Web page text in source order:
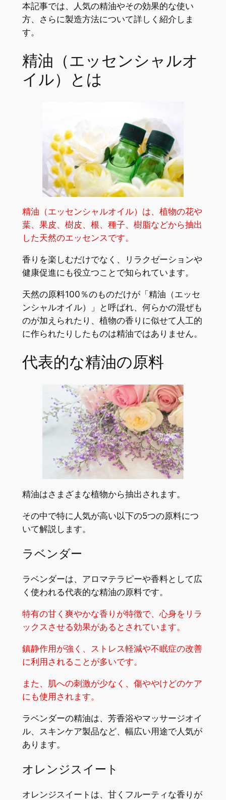
本記事では、人気の精油やその効果的な使い
方、さらに製造方法について詳しく紹介しま
す。
精油（エッセンシャルオ
イル）とは
精油（エッセンシャルオイル）は、植物の花や
葉、果皮、樹皮、根、種子、樹脂などから抽出
した天然のエッセンスです。
香りを楽しむだけでなく、リラクゼーションや
健康促進にも役立つことで知られています。
天然の原料100％のものだけが「精油（エッセ
ンシャルオイル）」と呼ばれ、何らかの混ぜも
のが加えられたり、植物の香りに似せて人工的
に作られたりしたものは精油ではありません。
代表的な精油の原料
精油はさまざまな植物から抽出されます。
その中で特に人気が高い以下の5つの原料につ
いて解説します。
ラベンダー
ラベンダーは、アロマテラピーや香料として広
く使われる代表的な精油の原料です。
特有の甘く爽やかな香りが特徴で、心身をリラ
ックスさせる効果があるとされています。
鎮静作用が強く、ストレス軽減や不眠症の改善
に利用されることが多いです。
また、肌への刺激が少なく、傷ややけどのケア
にも使用されます。
ラベンダーの精油は、芳香浴やマッサージオイ
ル、スキンケア製品など、幅広い用途で人気が
あります。
オレンジスイート
オレンジスイートは、甘くフルーティな香りが